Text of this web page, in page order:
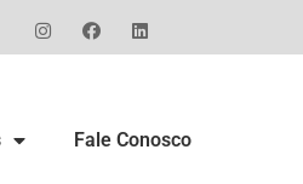
Fale Conosco